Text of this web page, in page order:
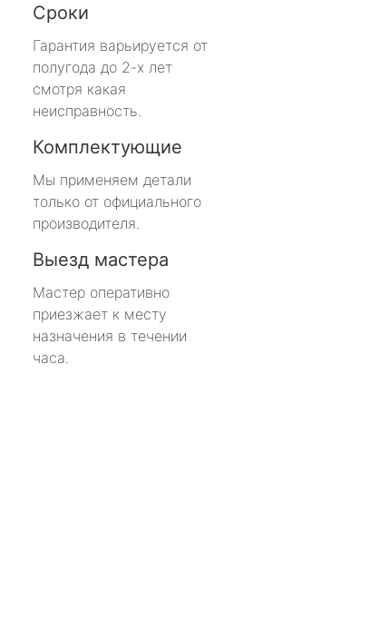
Сроки
Гарантия варьируется от
полугода до 2-х лет
смотря какая
неисправность.
Комплектующие
Мы применяем детали
только от официального
производителя.
Выезд мастера
Мастер оперативно
приезжает к месту
назначения в течении
часа.